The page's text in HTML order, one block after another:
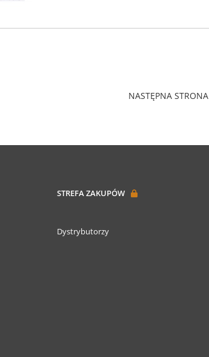
NASTĘPNA STRONA
STREFA ZAKUPÓW
Dystrybutorzy